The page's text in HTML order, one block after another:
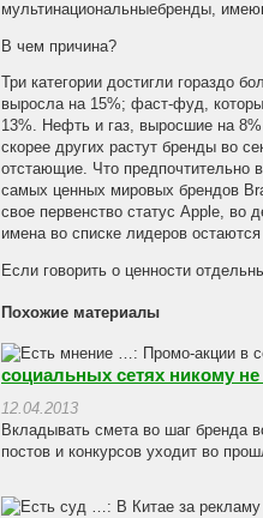
мультинациональныебренды,
В чем причина?
Три категории достигли гораздо
выросла на 15%; фаст-фуд,
13%. Нефть и газ, выросшие на
скорее других растут бренды во
отстающие. Что предпочтительно
самых ценных мировых брендов
свое первенство статус Apple, во
имена во списке лидеров
Если говорить о ценности
Похожие материалы
социальных сетях никому
12.04.2013
Вкладывать смета во шаг бренда
постов и конкурсов уходит во